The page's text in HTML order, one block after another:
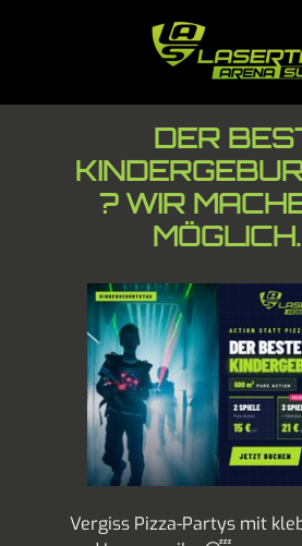
DER
? WIR
Vergiss Pizza-Partys mit